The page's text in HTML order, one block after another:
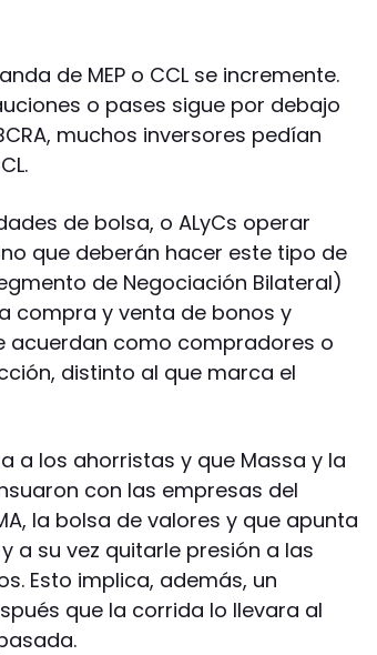
de MEP o CCL se incremente.
o pases sigue por debajo
muchos inversores pedían
de bolsa, o ALyCs operar
que deberán hacer este tipo de
de Negociación Bilateral)
compra y venta de bonos y
acuerdan como compradores o
distinto al que marca el
a los ahorristas y que Massa y la
con las empresas del
la bolsa de valores y que apunta
a su vez quitarle presión a las
Esto implica, además, un
que la corrida lo llevara al